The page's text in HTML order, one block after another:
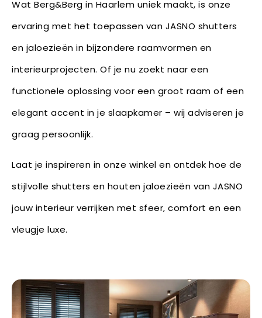
Wat Berg&Berg in Haarlem uniek maakt, is onze
ervaring met het toepassen van JASNO shutters
en jaloezieën in bijzondere raamvormen en
interieurprojecten. Of je nu zoekt naar een
functionele oplossing voor een groot raam of een
elegant accent in je slaapkamer – wij adviseren je
graag persoonlijk.
Laat je inspireren in onze winkel en ontdek hoe de
stijlvolle shutters en houten jaloezieën van JASNO
jouw interieur verrijken met sfeer, comfort en een
vleugje luxe.